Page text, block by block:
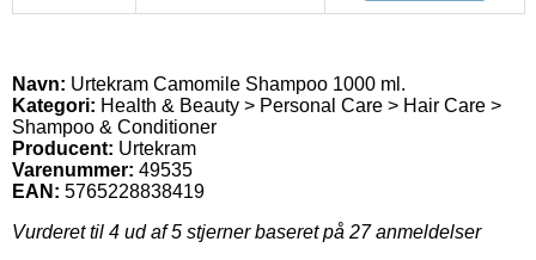
Navn: Urtekram Camomile Shampoo 1000 ml.
Kategori: Health & Beauty > Personal Care > Hair Care >
Shampoo & Conditioner
Producent: Urtekram
Varenummer: 49535
EAN: 5765228838419
Vurderet til 4 ud af 5 stjerner baseret på 27anmeldelser